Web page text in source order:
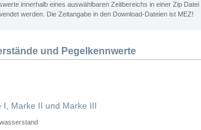
innerhalb eines auswählbaren Zeitbereichs in einer Zip
werden. Die Zeitangabe in den Download-Dateien ist MEZ!
und Pegelkennwerte
I, Marke II und Marke III